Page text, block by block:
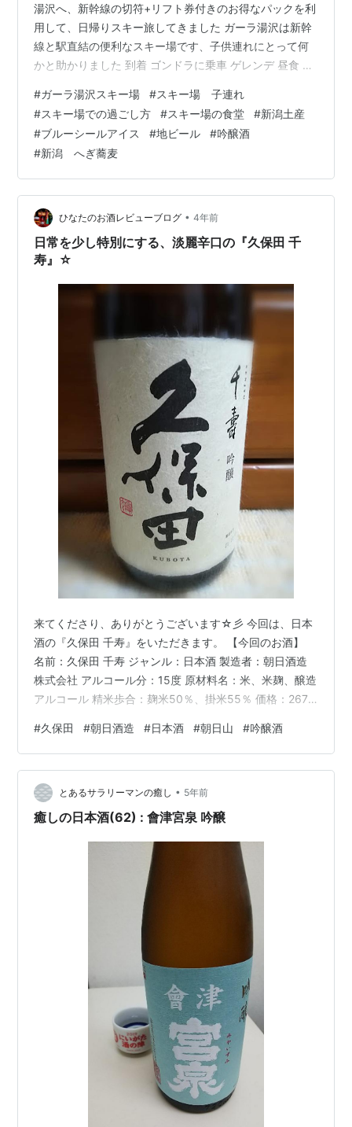
湯沢へ、新幹線の切符+リフト券付きのお得なパックを利
用して、日帰りスキー旅してきました ガーラ湯沢は新幹
線と駅直結の便利なスキー場です、子供連れにとって何
かと助かりました 到着 ゴンドラに乗車 ゲレンデ 昼食 下
定席満員でした(￣ω￣;) 到着後は着替えとスキーレンタ
ルの手続きをします gala.co.jp ゴンドラに乗車 10:00 手
続きが混んでいたり、息子の着替えに手間取ったりで、
ゴンドラに乗ったのは10時！ ベビーカーなしで来たけ
ど、意外にもベビーカーありでゴンドラに乗り込…
#ガーラ湯沢スキー場 #スキー場 子連れ
#スキー場での過ごし方 #スキー場の食堂 #新潟土産
#ブルーシールアイス #地ビール #吟醸酒
#新潟 へぎ蕎麦
ひなたのお酒レビューブログ • 4年前
日常を少し特別にする、淡麗辛口の『久保田 千
寿』☆
来てくださり、ありがとうございます☆彡 今回は、日本
酒の『久保田 千寿』をいただきます。 【今回のお酒】
名前：久保田 千寿 ジャンル：日本酒 製造者：朝日酒造
株式会社 アルコール分：15度 原材料名：米、米麹、醸造
アルコール 精米歩合：麹米50％、掛米55％ 価格：2673
きりとした淡麗な味わい、穏やかな香りに仕上げた、い
つもの食卓を少し特別にする「食事と楽しむ吟醸酒」。
喉をさらっと通るキレの中に、米本来の旨味と酸味とと
もに、ほのかな余韻や甘みが感じられます。 料理の味を
邪魔することなく、四季折々の素材が持つ味と香りを引
#久保田 #朝日酒造 #日本酒 #朝日山 #吟醸酒
とあるサラリーマンの癒し • 5年前
癒しの日本酒(62) : 會津宮泉 吟醸